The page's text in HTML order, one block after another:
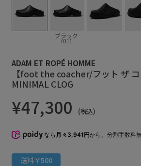
ブラック
(01)
ADAM ET ROPÉ HOMME
【foot the coacher/フット ザ コ
MINIMAL CLOG
¥47,300 (税込)
なら 月々3,941円から。分割手数料
送料￥500